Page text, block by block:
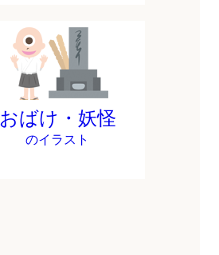
おばけ・妖怪
のイラスト